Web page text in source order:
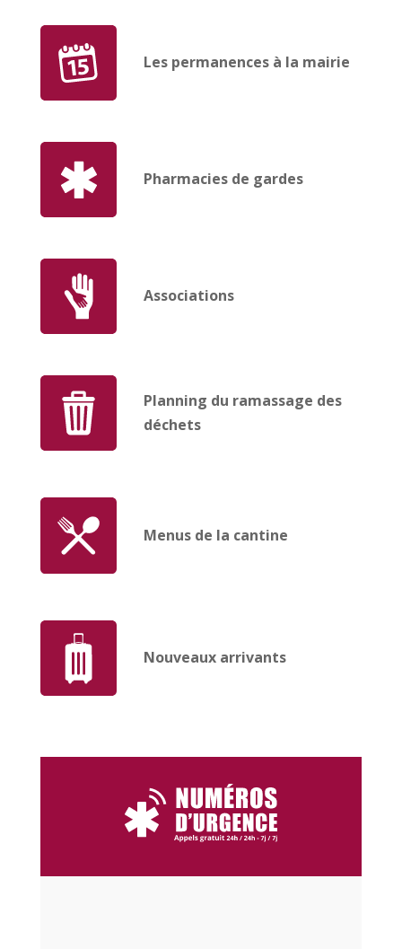
Les permanences à la mairie
Pharmacies de gardes
Associations
Planning du ramassage des
déchets
Menus de la cantine
Nouveaux arrivants